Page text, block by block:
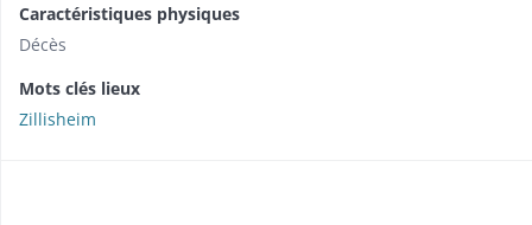
Caractéristiques physiques
Décès
Mots clés lieux
Zillisheim